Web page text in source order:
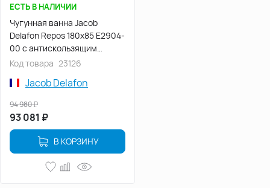
ЕСТЬ В НАЛИЧИИ
Чугунная ванна Jacob
Delafon Repos 180х85 E2904-
00 с антискользящим
покрытием, Белая
Код товара 23126
Jacob Delafon
93 081 ₽
94 980₽
В КОРЗИНУ